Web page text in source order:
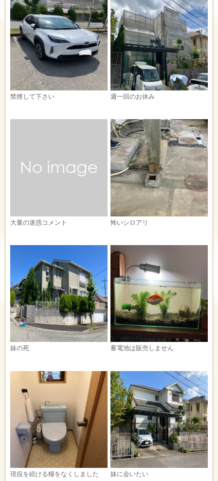
禁煙して下さい 週一回のお休み
大量の迷惑コメント 怖いシロアリ
妹の死 蓄電池は販売しません
現役を続ける糧をなくしました 妹に会いたい